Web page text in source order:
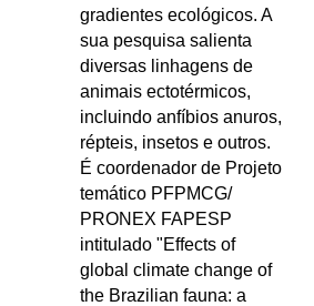
gradientes ecológicos. A
sua pesquisa salienta
diversas linhagens de
animais ectotérmicos,
incluindo anfíbios anuros,
répteis, insetos e outros.
É coordenador de Projeto
temático PFPMCG/
PRONEX FAPESP
intitulado "Effects of
global climate change of
the Brazilian fauna: a